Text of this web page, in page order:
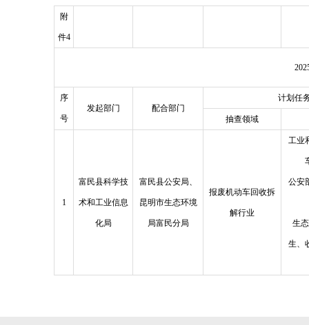
附
件4
序
号
发起部门 配合部门
计划任
抽查领域
1
富民县科学技
术和工业信息
化局
富民县公安局、
昆明市生态环境
局富民分局
报废机动车回收拆
解行业
工业
公安
生
生、